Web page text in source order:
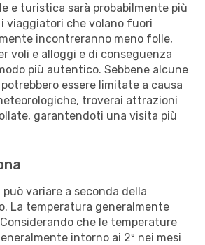
e turistica sarà probabilmente più
viaggiatori che volano fuori
incontreranno meno folle,
voli e alloggi e di conseguenza
più autentico. Sebbene alcune
essere limitate a causa
troverai attrazioni
garantendoti una visita più
variare a seconda della
La temperatura generalmente
Considerando che le temperature
intorno ai 2º nei mesi